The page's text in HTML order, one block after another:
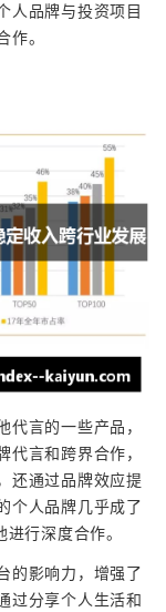
人品牌与投资项目
。
言的一些产品，
言和跨界合作，
还通过品牌效应提
个人品牌几乎成了
行深度合作。
的影响力，增强了
过分享个人生活和